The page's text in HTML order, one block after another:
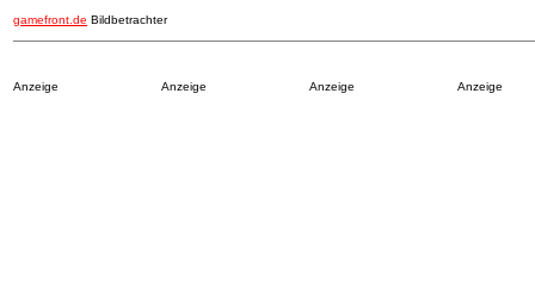
gamefront.de Bildbetrachter
Anzeige Anzeige Anzeige Anzeige